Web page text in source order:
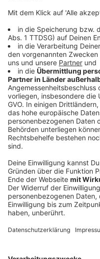
Anzeige
Und so bereitet ihr
Anzeige
Wir
Video-
einzubetten.
Daten zu
sammeln.
Details durch
Nutzung des